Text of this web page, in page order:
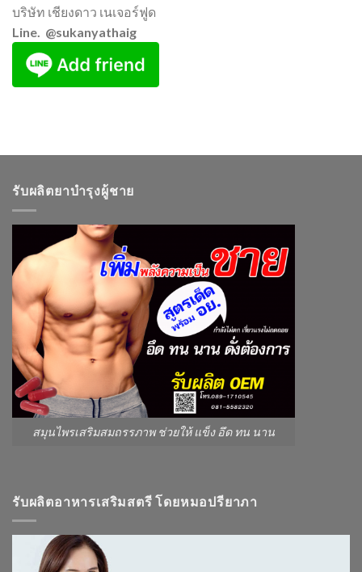
บริษัท เชียงดาว เนเจอร์ฟูด
Line. @sukanyathaig
รับผลิตยาบำรุงผู้ชาย
สมุนไพรเสริมสมถรรภาพ ช่วยให้ แข็ง อึด ทน นาน
รับผลิตอาหารเสริมสตรี โดยหมอปรียาภา